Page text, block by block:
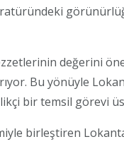
değerini
Bu yönüyle
bir temsil görevi
birleştiren